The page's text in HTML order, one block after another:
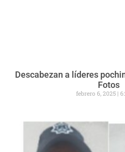
Descabezan a líderes
Fotos
febrero 6, 2025